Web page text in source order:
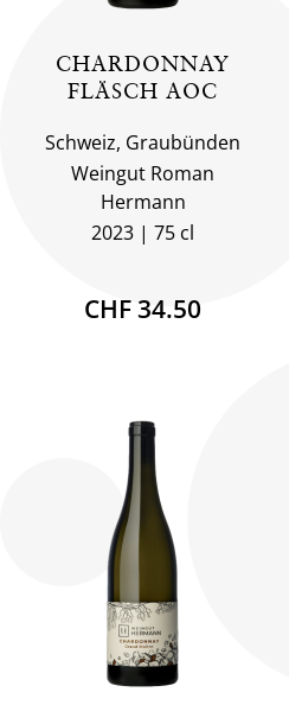
CHARDONNAY
FLÄSCH AOC
Schweiz, Graubünden
Weingut Roman
Hermann
2023
75 cl
CHF 34.50